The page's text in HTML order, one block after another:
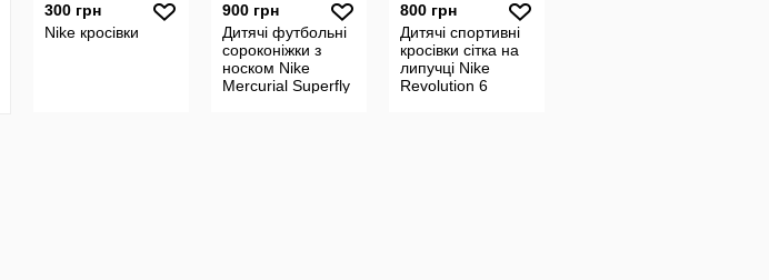
300 грн
Nike кросівки
900 грн
Дитячі футбольні
сороконіжки з
носком Nike
Mercurial Superfly
800 грн
Дитячі спортивні
кросівки сітка на
липучці Nike
Revolution 6